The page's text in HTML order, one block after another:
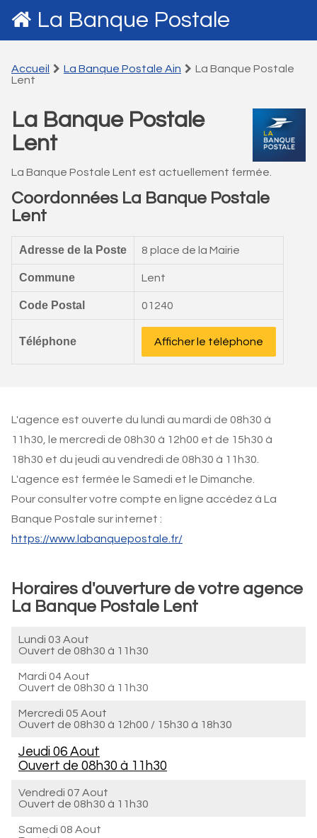
La Banque Postale
Accueil La Banque Postale Ain
La Banque Postale
Lent
La Banque Postale
Lent
La Banque Postale Lent est actuellement fermée.
Coordonnées La Banque Postale
Lent
Adresse de la Poste 8 place de la Mairie
Commune Lent
Code Postal 01240
Téléphone Afficher le téléphone
L'agence est ouverte du lundi au mardi de 08h30 à
11h30, le mercredi de 08h30 à 12h00 et de 15h30 à
18h30 et du jeudi au vendredi de 08h30 à 11h30.
L'agence est fermée le Samedi et le Dimanche.
Pour consulter votre compte en ligne accédez à La
Banque Postale sur internet :
https://www.labanquepostale.fr/
Horaires d'ouverture de votre agence
La Banque Postale Lent
Lundi 03 Aout
Ouvert de 08h30 à 11h30
Mardi 04 Aout
Ouvert de 08h30 à 11h30
Mercredi 05 Aout
Ouvert de 08h30 à 12h00 / 15h30 à 18h30
Jeudi 06 Aout
Ouvert de 08h30 à 11h30
Vendredi 07 Aout
Ouvert de 08h30 à 11h30
Samedi 08 Aout